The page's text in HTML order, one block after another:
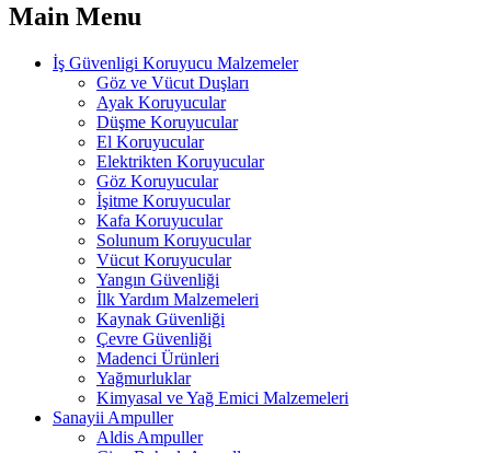
Main Menu
İş Güvenligi Koruyucu Malzemeler
Göz ve Vücut Duşları
Ayak Koruyucular
Düşme Koruyucular
El Koruyucular
Elektrikten Koruyucular
Göz Koruyucular
İşitme Koruyucular
Kafa Koruyucular
Solunum Koruyucular
Vücut Koruyucular
Yangın Güvenliği
İlk Yardım Malzemeleri
Kaynak Güvenliği
Çevre Güvenliği
Madenci Ürünleri
Yağmurluklar
Kimyasal ve Yağ Emici Malzemeleri
Sanayii Ampuller
Aldis Ampuller